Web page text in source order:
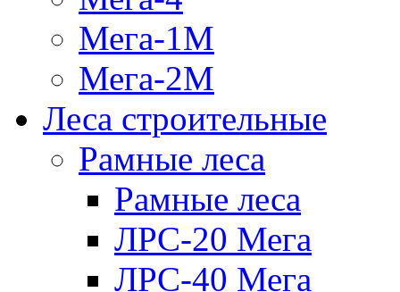
Мега-1М
Мега-2М
Леса строительные
Рамные леса
Рамные леса
ЛРС-20 Мега
ЛРС-40 Мега